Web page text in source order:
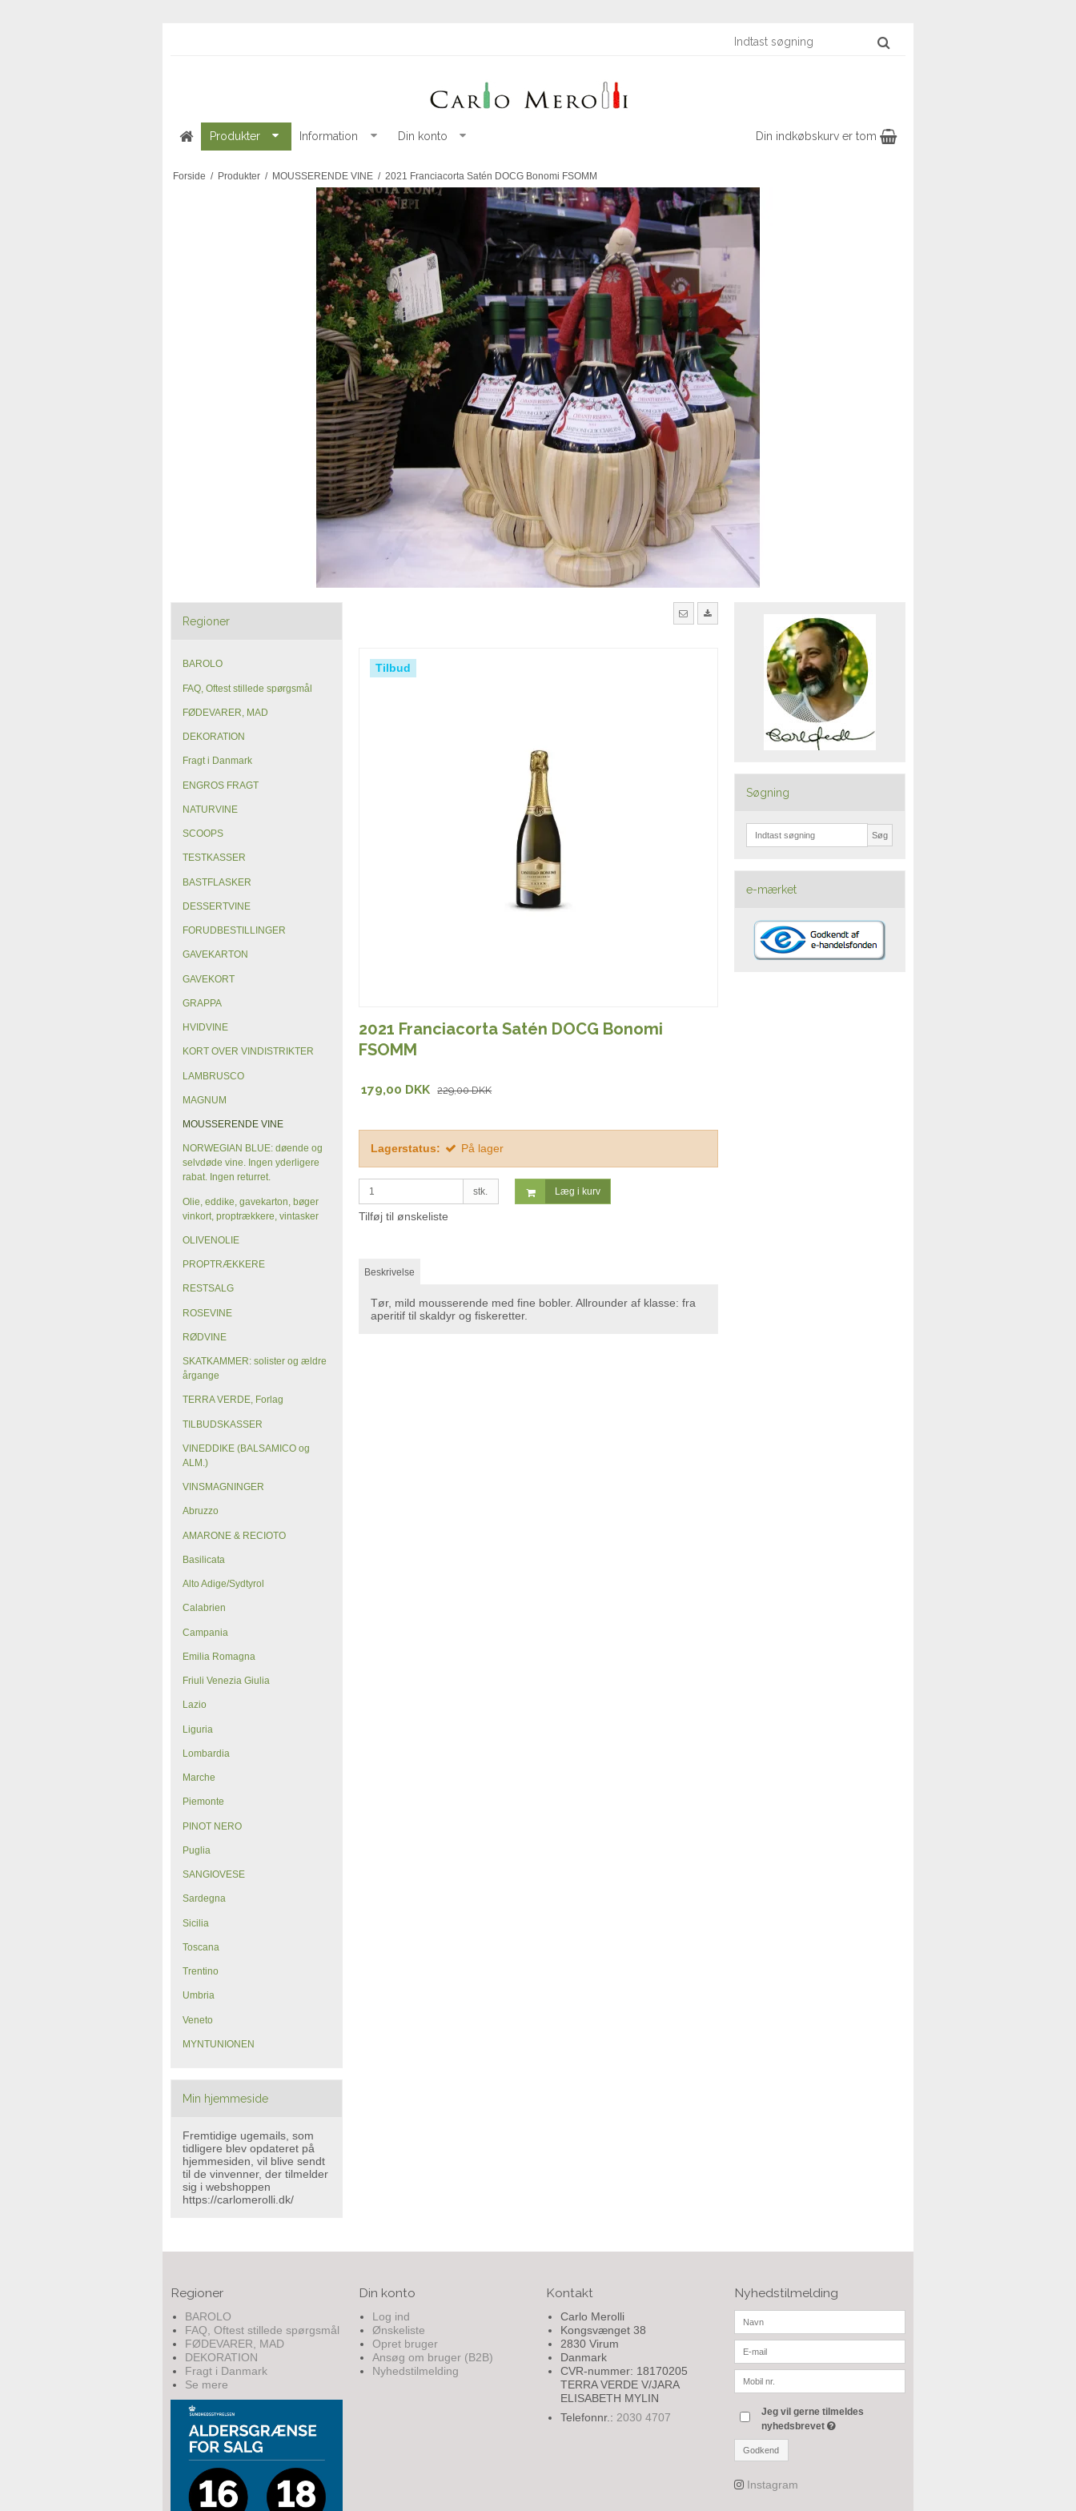
Produkter Information Din konto Din indkøbskurv er tom
Forside / Produkter / MOUSSERENDE VINE / 2021 Franciacorta Satén DOCG Bonomi FSOMM
Regioner
BAROLO
FAQ, Oftest stillede spørgsmål
FØDEVARER, MAD
DEKORATION
Fragt i Danmark
ENGROS FRAGT
NATURVINE
SCOOPS
TESTKASSER
BASTFLASKER
DESSERTVINE
FORUDBESTILLINGER
GAVEKARTON
GAVEKORT
GRAPPA
HVIDVINE
KORT OVER VINDISTRIKTER
LAMBRUSCO
MAGNUM
MOUSSERENDE VINE
NORWEGIAN BLUE: døende og
selvdøde vine. Ingen yderligere
rabat. Ingen returret.
Olie, eddike, gavekarton, bøger
vinkort, proptrækkere, vintasker
OLIVENOLIE
PROPTRÆKKERE
RESTSALG
ROSEVINE
RØDVINE
SKATKAMMER: solister og ældre
årgange
TERRA VERDE, Forlag
TILBUDSKASSER
VINEDDIKE (BALSAMICO og
ALM.)
VINSMAGNINGER
Abruzzo
AMARONE & RECIOTO
Basilicata
Alto Adige/Sydtyrol
Calabrien
Campania
Emilia Romagna
Friuli Venezia Giulia
Lazio
Liguria
Lombardia
Marche
Piemonte
PINOT NERO
Puglia
SANGIOVESE
Sardegna
Sicilia
Toscana
Trentino
Umbria
Veneto
MYNTUNIONEN
Min hjemmeside
Fremtidige ugemails, som
tidligere blev opdateret på
hjemmesiden, vil blive sendt
til de vinvenner, der tilmelder
sig i webshoppen
https://carlomerolli.dk/
Tilbud
2021 Franciacorta Satén DOCG Bonomi
FSOMM
179,00 DKK 229,00 DKK
Lagerstatus: På lager
stk. Læg i kurv
Tilføj til ønskeliste
Beskrivelse
Tør, mild mousserende med fine bobler. Allrounder af klasse: fra
aperitif til skaldyr og fiskeretter.
Søgning
Søg
e-mærket
Regioner
BAROLO
FAQ, Oftest stillede spørgsmål
FØDEVARER, MAD
DEKORATION
Fragt i Danmark
Se mere
Din konto
Log ind
Ønskeliste
Opret bruger
Ansøg om bruger (B2B)
Nyhedstilmelding
Kontakt
Carlo Merolli
Kongsvænget 38
2830 Virum
Danmark
CVR-nummer: 18170205
TERRA VERDE V/JARA
ELISABETH MYLIN
Telefonnr.: 2030 4707
Nyhedstilmelding
Jeg vil gerne tilmeldes
nyhedsbrevet
Godkend
Instagram